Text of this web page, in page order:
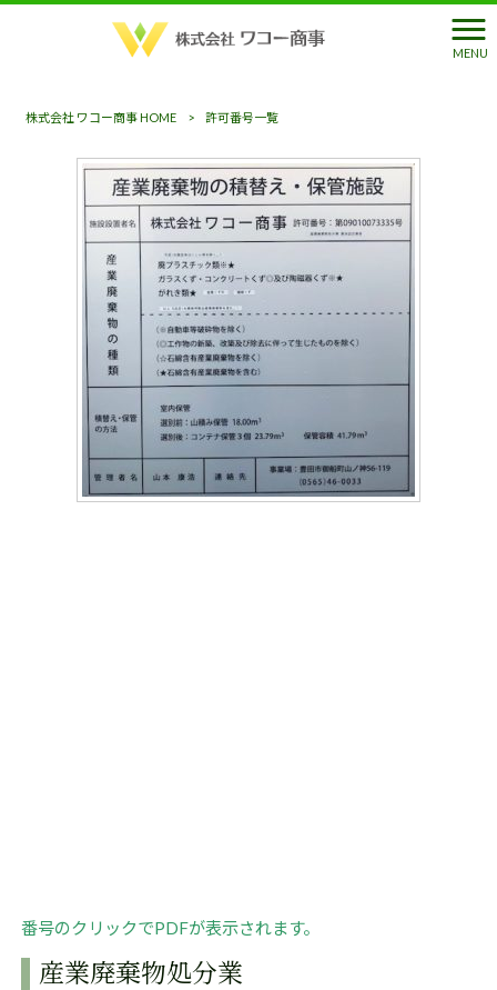
MENU
許可番号一覧
株式会社 ワコー商事 HOME > 許可番号一覧
番号のクリックでPDFが表示されます。
産業廃棄物処分業